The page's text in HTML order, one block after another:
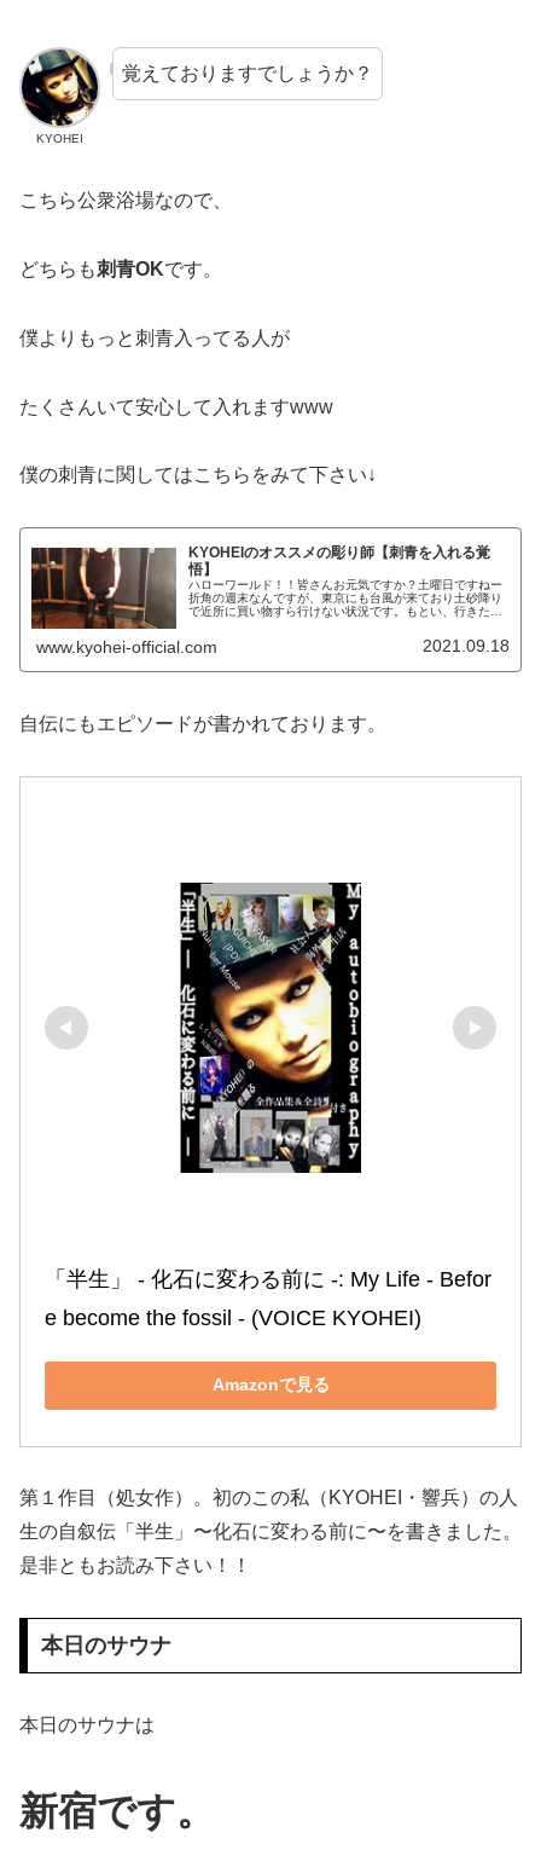
KYOHEI
覚えておりますでしょうか？
こちら公衆浴場なので、
どちらも刺青OKです。
僕よりもっと刺青入ってる人が
たくさんいて安心して入れますwww
僕の刺青に関してはこちらをみて下さい↓
KYOHEIのオススメの彫り師【刺青を入れる覚
悟】
ハローワールド！！皆さんお元気ですか？土曜日ですねー
折角の週末なんですが、東京にも台風が来ており土砂降り
で近所に買い物すら行けない状況です。もとい、行きたく
www.kyohei-official.com 2021.09.18
自伝にもエピソードが書かれております。
「半生」 ‐ 化石に変わる前に ‐: My Life ‐ Befor
e become the fossil ‐ (VOICE KYOHEI)
Amazonで見る
第１作目（処女作）。初のこの私（KYOHEI・響兵）の人
生の自叙伝「半生」〜化石に変わる前に〜を書きました。
是非ともお読み下さい！！
本日のサウナ
本日のサウナは
新宿です。